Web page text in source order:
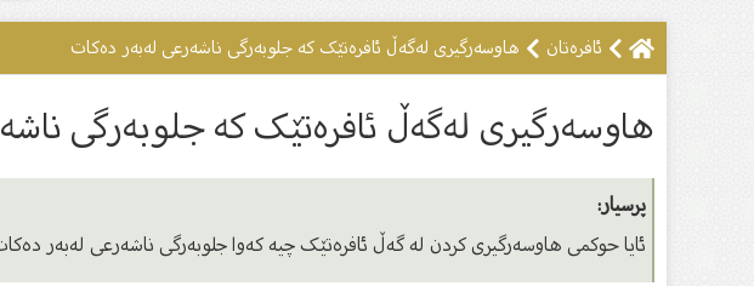
ئافرەتان هاوسەرگیرى لەگەڵ ئافرەتێک کە جلوبەرگى ناشەرعى لەبەر دەکات
هاوسەرگیرى لەگەڵ ئافرەتێک کە جلوبەرگى
پرسیار:
ئایا حوکمی هاوسەرگیری کردن لە گەڵ ئافرەتێک چیە کەوا جلوبەرگى ناشەرعى لەبەر